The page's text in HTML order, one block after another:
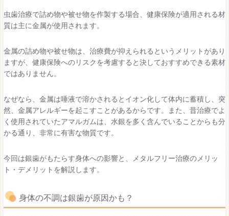
虫歯治療で詰め物や被せ物を作製する場合、健康保険が適用される材
質は主に金属が使用されます。
金属の詰め物や被せ物は、治療費が抑えられるというメリットがあり
ますが、健康保険へのリスクを考慮すると決しておすすめできる素材
ではありません。
なぜなら、 金属は唾液で溶かされるとイオン化して体内に蓄積し、突
然、金属アレルギーを起こすことがあるからです。
また、 昔治療でよ
く使用されていたアマルガムは、水銀を多く含んでいることからも分
かる通り、非常に有害な物質です。
今回は銀歯がもたらす身体への影響と、メタルフリー治療のメリッ
ト・デメリットを解説します。
身体の不調は銀歯が原因かも？